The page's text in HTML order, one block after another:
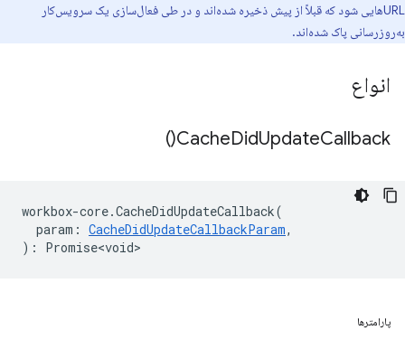
URL‌هایی شود که قبلاً از پیش ذخیره شده‌اند و در طی فعال‌سازی یک سرویس‌کار
به‌روزرسانی پاک شده‌اند.
انواع
CacheDidUpdateCallback(
)
workbox-core.CacheDidUpdateCallback(
param : CacheDidUpdateCallbackParam,
) : Promise<void>
پارامترها